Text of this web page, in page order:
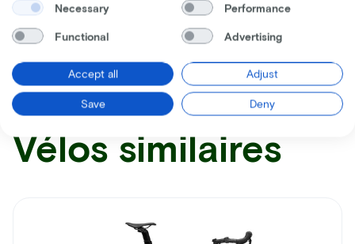
Recevez toutes les informations par mail
Vélos similaires
Necessary Performance
Functional Advertising
Accept all Adjust
Save Deny